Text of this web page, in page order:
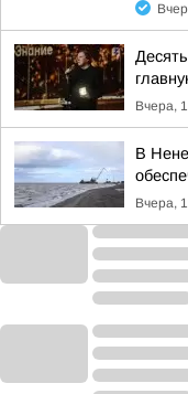
Вчера,
В
Вчера,